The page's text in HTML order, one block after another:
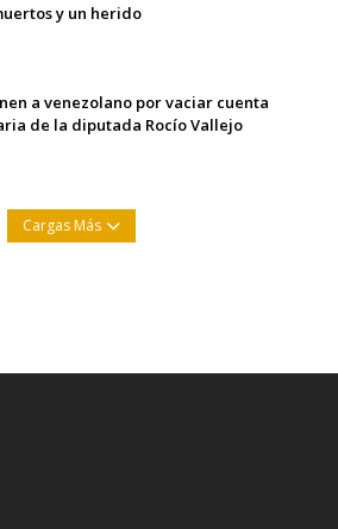
y un herido
a venezolano por vaciar cuenta
de la diputada Rocío Vallejo
Cargas Más